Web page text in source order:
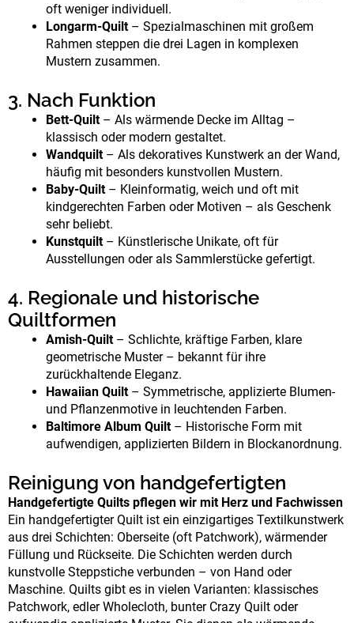
oft weniger individuell.
Longarm-Quilt– Spezialmaschinen mit großem
Rahmen steppen die drei Lagen in komplexen
Mustern zusammen.
3. Nach Funktion
Bett-Quilt– Als wärmende Decke im Alltag –
klassisch oder modern gestaltet.
Wandquilt– Als dekoratives Kunstwerk an der Wand,
häufig mit besonders kunstvollen Mustern.
Baby-Quilt– Kleinformatig, weich und oft mit
kindgerechten Farben oder Motiven – als Geschenk
sehr beliebt.
Kunstquilt– Künstlerische Unikate, oft für
Ausstellungen oder als Sammlerstücke gefertigt.
4. Regionale und historische
Quiltformen
Amish-Quilt– Schlichte, kräftige Farben, klare
geometrische Muster – bekannt für ihre
zurückhaltende Eleganz.
Hawaiian Quilt– Symmetrische, applizierte Blumen-
und Pflanzenmotive in leuchtenden Farben.
Baltimore Album Quilt– Historische Form mit
aufwendigen, applizierten Bildern in Blockanordnung.
Reinigung von handgefertigten
Handgefertigte Quilts pflegen wir mit Herz und Fachwissen
Ein handgefertigter Quilt ist ein einzigartiges Textilkunstwerk
aus drei Schichten: Oberseite (oft Patchwork), wärmender
Füllung und Rückseite. Die Schichten werden durch
kunstvolle Steppstiche verbunden – von Hand oder
Maschine. Quilts gibt es in vielen Varianten: klassisches
Patchwork, edler Wholecloth, bunter Crazy Quilt oder